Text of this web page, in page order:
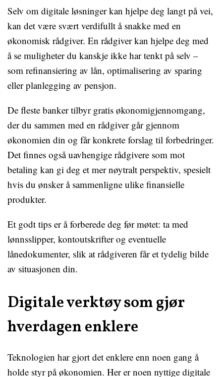
Selv om digitale løsninger kan hjelpe deg langt på vei,
kan det være svært verdifullt å snakke med en
økonomisk rådgiver. En rådgiver kan hjelpe deg med
å se muligheter du kanskje ikke har tenkt på selv –
som refinansiering av lån, optimalisering av sparing
eller planlegging av pensjon.
De fleste banker tilbyr gratis økonomigjennomgang,
der du sammen med en rådgiver går gjennom
økonomien din og får konkrete forslag til forbedringer.
Det finnes også uavhengige rådgivere som mot
betaling kan gi deg et mer nøytralt perspektiv, spesielt
hvis du ønsker å sammenligne ulike finansielle
produkter.
Et godt tips er å forberede deg før møtet: ta med
lønnsslipper, kontoutskrifter og eventuelle
lånedokumenter, slik at rådgiveren får et tydelig bilde
av situasjonen din.
Digitale verktøy som gjør
hverdagen enklere
Teknologien har gjort det enklere enn noen gang å
holde styr på økonomien. Her er noen nyttige digitale